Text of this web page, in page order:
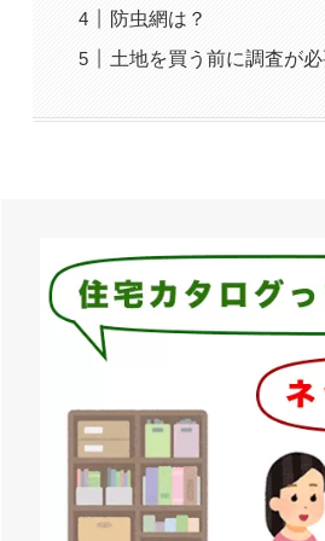
防虫網は？
土地を買う前に調査が